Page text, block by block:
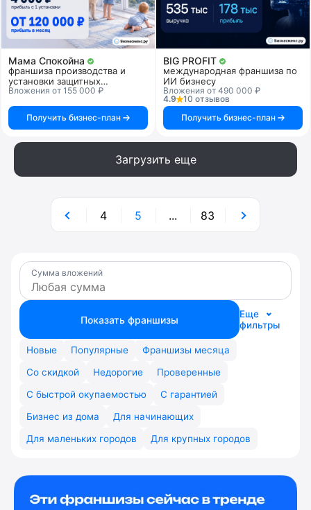
Мама Спокойна
франшиза производства и
установки защитных
прозрачных решеток для
Вложения от 155 000 ₽
Получить бизнес-план
BIG PROFIT
международная франшиза по
ИИ бизнесу
Вложения от 490 000 ₽
4.9
10 отзывов
Получить бизнес-план
Загрузить еще
4 5 ... 83
Сумма вложений
Показать франшизы
Еще
фильтры
Новые Популярные
Франшизы месяца
Со скидкой
Недорогие
Проверенные
С быстрой окупаемостью
С гарантией
Бизнес из дома
Для начинающих
Для маленьких городов
Для крупных городов